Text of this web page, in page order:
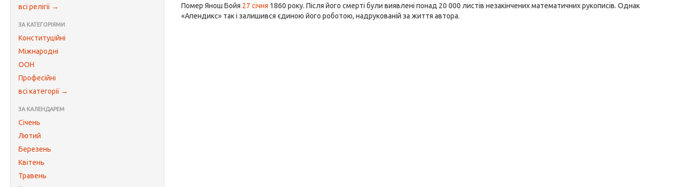
всі релігії →
ЗА КАТЕГОРІЯМИ
Конституційні
Міжнародні
ООН
Професійні
всі категорії →
ЗА КАЛЕНДАРЕМ
Січень
Лютий
Березень
Квітень
Травень
Помер Янош Бойя 27 січня 1860 року. Після його смерті були виявлені понад 20 000 листів незакінчених математичних рукописів. Однак
«Апендикс» так і залишився єдиною його роботою, надрукованій за життя автора.